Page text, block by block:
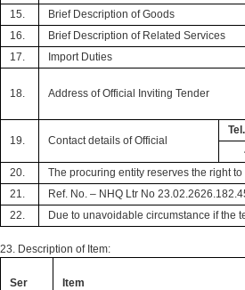
15.
Brief Description of Goods
16.
Brief Description of Related Services
17.
Import Duties
18. Address of Official Inviting Tender
19. Contact details of Official
20.
The procuring entity reserves the right
21.
Ref. No. – NHQ Ltr No
22.
Due to unavoidable circumstance if the
23. Description of Item:
Ser Item